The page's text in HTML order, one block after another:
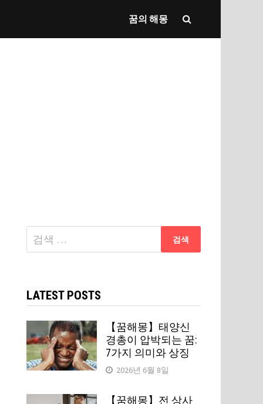
꿈의 해몽
다
음
LATEST POSTS
【꿈해몽】태양신
경총이 압박되는 꿈:
7가지 의미와 상징
2026년 6월 8일
【꿈해몽】전 상사